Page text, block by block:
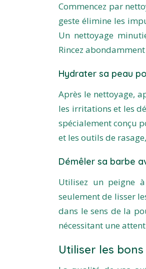
Commencez par
geste élimine les
Un nettoyage
Rincez
Hydrater sa peau
Après le nettoyage,
les irritations et les
spécialement conçu
et les outils de
Démêler sa barbe
Utilisez un peigne
seulement de lisser
dans le sens de la
nécessitant une
Utiliser les